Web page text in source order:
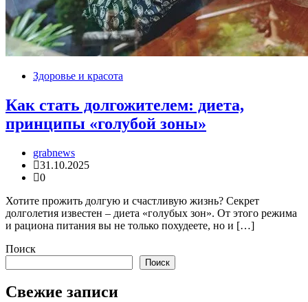
Здоровье и красота
Как стать долгожителем: диета,
принципы «голубой зоны»
grabnews
31.10.2025
0
Хотите прожить долгую и счастливую жизнь? Секрет
долголетия известен – диета «голубых зон». От этого режима
и рациона питания вы не только похудеете, но и […]
Поиск
Поиск
Свежие записи